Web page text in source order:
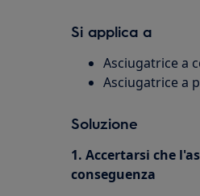
Si applica a
Asciugatrice a
Asciugatrice a
Soluzione
1. Accertarsi che
conseguenza